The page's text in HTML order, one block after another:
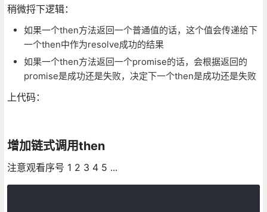
稍微捋下逻辑：
如果一个then方法返回一个普通值的话，这个值会传递给下
一个then中作为resolve成功的结果
如果一个then方法返回一个promise的话，会根据返回的
promise是成功还是失败，决定下一个then是成功还是失败
上代码：
增加链式调用then
注意观看序号 1 2 3 4 5 ...